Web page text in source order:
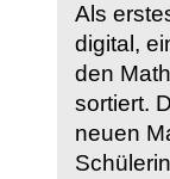
Als
digital,
den
sortiert.
neuen